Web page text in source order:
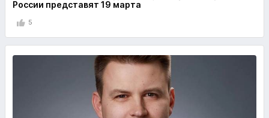
России представят 19 марта
5